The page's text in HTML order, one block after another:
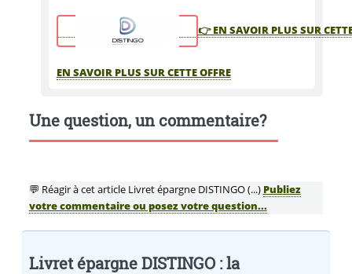
👉 EN SAVOIR PLUS SUR
EN SAVOIR PLUS SUR CETTE OFFRE
Une question, un commentaire?
💬 Réagir à cet article Livret épargne DISTINGO (...) Publiez
votre commentaire ou posez votre question...
Livret épargne DISTINGO : la